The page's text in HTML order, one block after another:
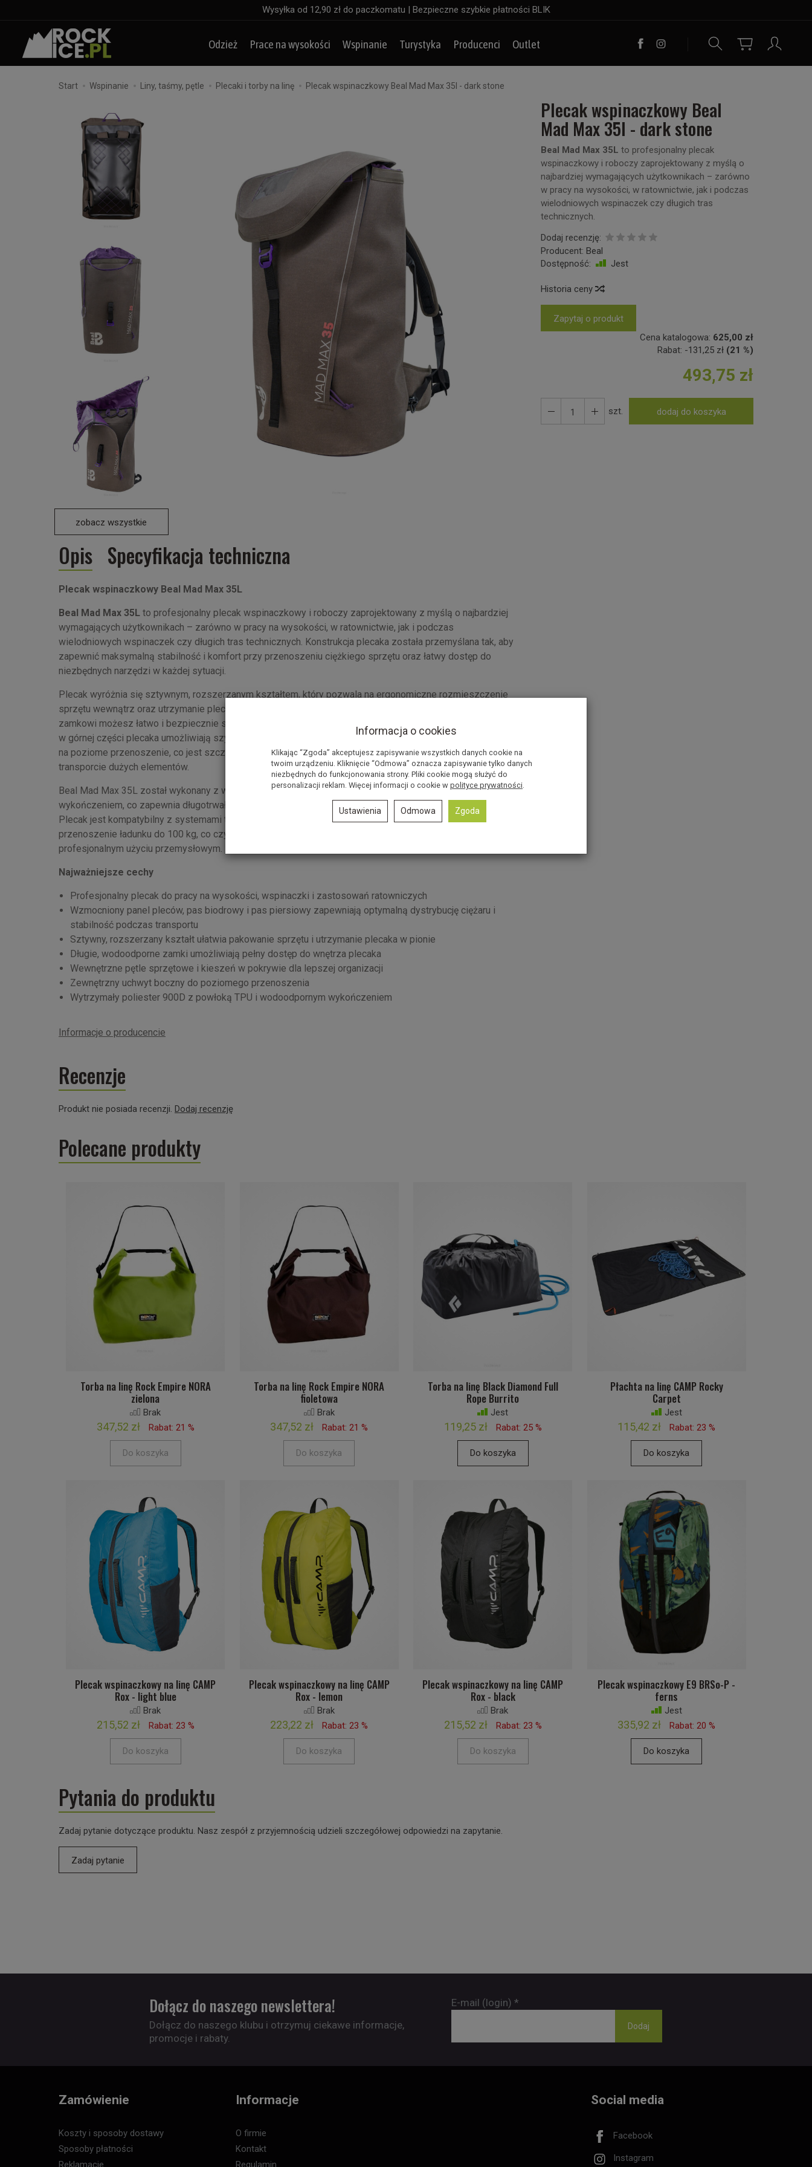
Wysyłka od 12,90 zł do paczkomatu | Bezpieczne szybkie płatności BLIK
Odzież Prace na wysokości Wspinanie Turystyka Producenci Outlet
Start Wspinanie Liny, taśmy, pętle Plecaki i torby na linę Plecak wspinaczkowy Beal Mad Max 35l - dark stone
zobacz wszystkie
Plecak wspinaczkowy Beal
Mad Max 35l - dark stone
Beal Mad Max 35L to profesjonalny plecak
wspinaczkowy i roboczy zaprojektowany z myślą o
najbardziej wymagających użytkownikach – zarówno
w pracy na wysokości, w ratownictwie, jak i podczas
wielodniowych wspinaczek czy długich tras
technicznych.
Dodaj recenzję:
Producent: Beal
Dostępność:
Jest
Historia ceny
Zapytaj o produkt
Cena katalogowa: 625,00 zł
Rabat: -131,25 zł (21 %)
493,75 zł
szt. dodaj do koszyka
Opis Specyfikacja techniczna
Plecak wspinaczkowy Beal Mad Max 35L
Beal Mad Max 35L to profesjonalny plecak wspinaczkowy i roboczy zaprojektowany z myślą o najbardziej
wymagających użytkownikach – zarówno w pracy na wysokości, w ratownictwie, jak i podczas
wielodniowych wspinaczek czy długich tras technicznych. Konstrukcja plecaka została przemyślana tak, aby
zapewnić maksymalną stabilność i komfort przy przenoszeniu ciężkiego sprzętu oraz łatwy dostęp do
niezbędnych narzędzi w każdej sytuacji.
Plecak wyróżnia się sztywnym, rozszerzanym kształtem, który pozwala na ergonomiczne rozmieszczenie
sprzętu wewnątrz oraz utrzymanie plecaka w pionie, nawet gdy jest pusty. Dzięki długiemu, wodoodpornemu
zamkowi możesz łatwo i bezpiecznie sięgnąć do całej jego zawartości, a liczne pętle sprzętowe i kieszenie
w górnej części plecaka umożliwiają szybkie uporządkowanie narzędzi. Zewnętrzny uchwyt boczny pozwala
na poziome przenoszenie, co jest szczególnie przydatne podczas pracy w ciasnych przestrzeniach lub przy
transporcie dużych elementów.
Beal Mad Max 35L został wykonany z wytrzymałego poliestru 900D z powłoką TPU i wodoodpornym
wykończeniem, co zapewnia długotrwałą ochronę sprzętu nawet w trudnych warunkach atmosferycznych.
Plecak jest kompatybilny z systemami transportowymi i workami transportowymi, umożliwiając
przenoszenie ładunku do 100 kg, co czyni go niezastąpionym wsparciem w pracy na wysokości oraz w
profesjonalnym użyciu przemysłowym.
Najważniejsze cechy
Profesjonalny plecak do pracy na wysokości, wspinaczki i zastosowań ratowniczych
Wzmocniony panel pleców, pas biodrowy i pas piersiowy zapewniają optymalną dystrybucję ciężaru i
stabilność podczas transportu
Sztywny, rozszerzany kształt ułatwia pakowanie sprzętu i utrzymanie plecaka w pionie
Długie, wodoodporne zamki umożliwiają pełny dostęp do wnętrza plecaka
Wewnętrzne pętle sprzętowe i kieszeń w pokrywie dla lepszej organizacji
Zewnętrzny uchwyt boczny do poziomego przenoszenia
Wytrzymały poliester 900D z powłoką TPU i wodoodpornym wykończeniem
Informacje o producencie
Recenzje
Produkt nie posiada recenzji. Dodaj recenzję
Polecane produkty
Torba na linę Rock Empire NORA
zielona
Brak
347,52 zł Rabat: 21 %
Do koszyka
Torba na linę Rock Empire NORA
fioletowa
Brak
347,52 zł Rabat: 21 %
Do koszyka
Torba na linę Black Diamond Full
Rope Burrito
Jest
119,25 zł Rabat: 25 %
Do koszyka
Płachta na linę CAMP Rocky
Carpet
Jest
115,42 zł Rabat: 23 %
Do koszyka
Plecak wspinaczkowy na linę CAMP
Rox - light blue
Brak
215,52 zł Rabat: 23 %
Do koszyka
Plecak wspinaczkowy na linę CAMP
Rox - lemon
Brak
223,22 zł Rabat: 23 %
Do koszyka
Plecak wspinaczkowy na linę CAMP
Rox - black
Brak
215,52 zł Rabat: 23 %
Do koszyka
Plecak wspinaczkowy E9 BRSo-P -
ferns
Jest
335,92 zł Rabat: 20 %
Do koszyka
Pytania do produktu
Zadaj pytanie dotyczące produktu. Nasz zespół z przyjemnością udzieli szczegółowej odpowiedzi na zapytanie.
Zadaj pytanie
Dołącz do naszego newslettera!
Dołącz do naszego klubu i otrzymuj ciekawe informacje,
promocje i rabaty.
E-mail (login) *
Zamówienie
Koszty i sposoby dostawy
Sposoby płatności
Reklamacje
Informacje
O firmie
Kontakt
Regulamin
Social media
Facebook
Instagram
Informacja o cookies
Klikając “Zgoda” akceptujesz zapisywanie wszystkich danych cookie na
twoim urządzeniu. Kliknięcie “Odmowa” oznacza zapisywanie tylko danych
niezbędnych do funkcjonowania strony. Pliki cookie mogą służyć do
personalizacji reklam. Więcej informacji o cookie w polityce prywatności
Ustawienia Odmowa Zgoda